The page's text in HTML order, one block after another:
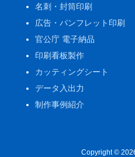
名刺・封筒印刷
広告・パンフレット印刷
官公庁 電子納品
印刷看板製作
カッティングシート
データ入出力
制作事例紹介
Copyright ©